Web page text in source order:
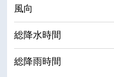
風向
総降水時間
総降雨時間